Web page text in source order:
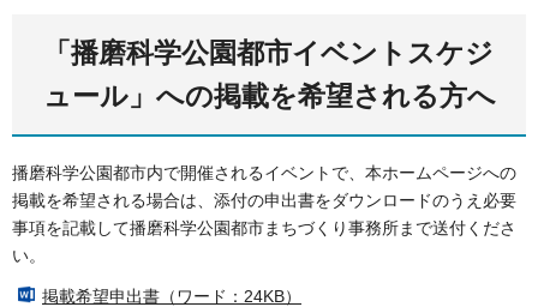
「播磨科学公園都市イベントスケジ
ュール」への掲載を希望される方へ
播磨科学公園都市内で開催されるイベントで、本ホームページへの
掲載を希望される場合は、添付の申出書をダウンロードのうえ必要
事項を記載して播磨科学公園都市まちづくり事務所まで送付くださ
い。
掲載希望申出書（ワード：24KB）